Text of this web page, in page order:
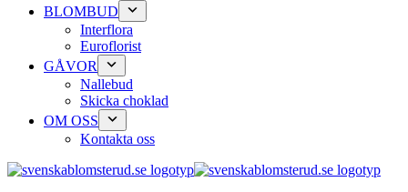
BLOMBUD
Interflora
Euroflorist
GÅVOR
Nallebud
Skicka choklad
OM OSS
Kontakta oss